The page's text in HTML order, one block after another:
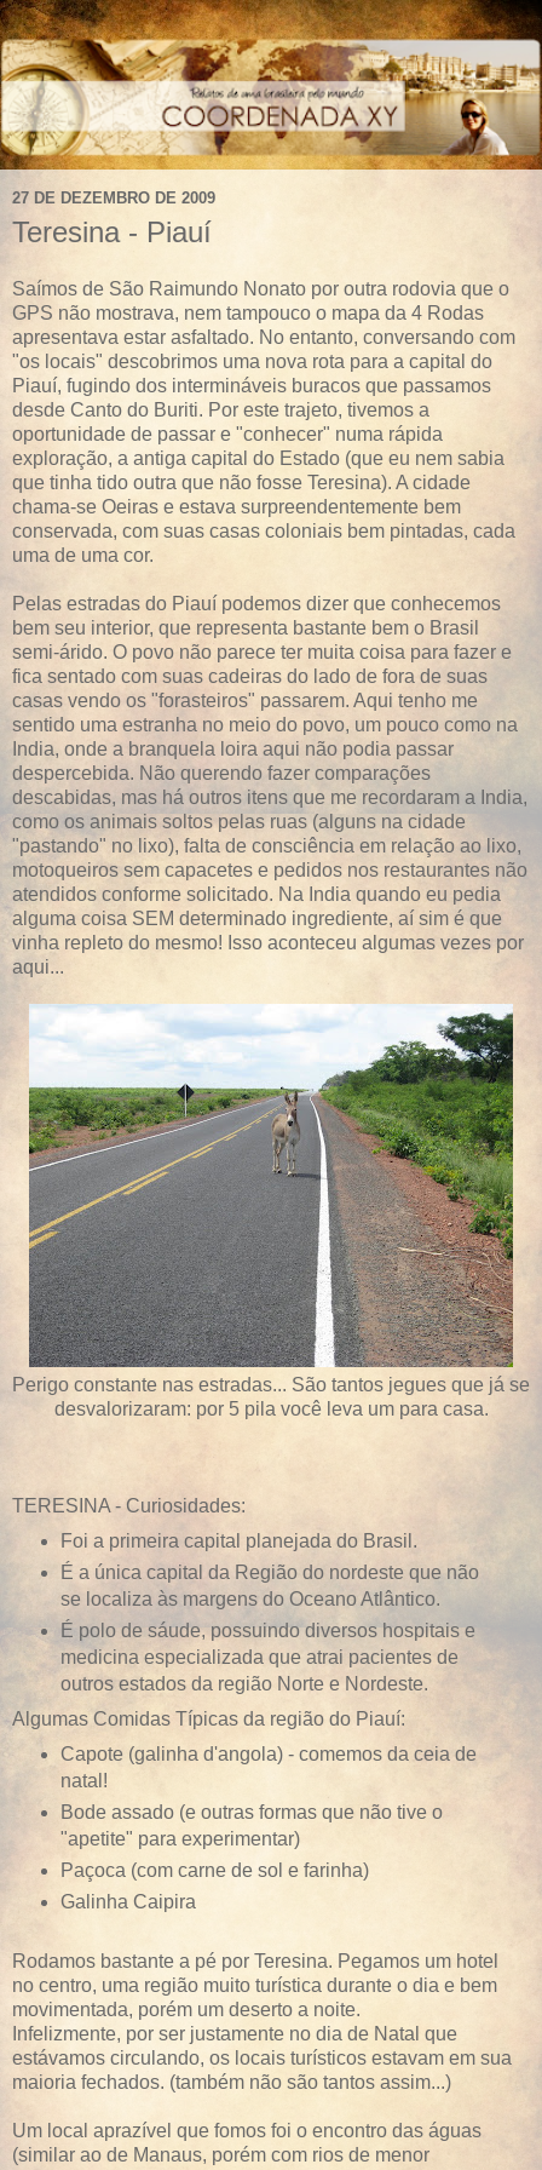
27 DE DEZEMBRO DE 2009
Teresina - Piauí
Saímos de São Raimundo Nonato por outra rodovia que o
GPS não mostrava, nem tampouco o mapa da 4 Rodas
apresentava estar asfaltado. No entanto, conversando com
"os locais" descobrimos uma nova rota para a capital do
Piauí, fugindo dos intermináveis buracos que passamos
desde Canto do Buriti. Por este trajeto, tivemos a
oportunidade de passar e "conhecer" numa rápida
exploração, a antiga capital do Estado (que eu nem sabia
que tinha tido outra que não fosse Teresina). A cidade
chama-se Oeiras e estava surpreendentemente bem
conservada, com suas casas coloniais bem pintadas, cada
uma de uma cor.
Pelas estradas do Piauí podemos dizer que conhecemos
bem seu interior, que representa bastante bem o Brasil
semi-árido. O povo não parece ter muita coisa para fazer e
fica sentado com suas cadeiras do lado de fora de suas
casas vendo os "forasteiros" passarem. Aqui tenho me
sentido uma estranha no meio do povo, um pouco como na
India, onde a branquela loira aqui não podia passar
despercebida. Não querendo fazer comparações
descabidas, mas há outros itens que me recordaram a India,
como os animais soltos pelas ruas (alguns na cidade
"pastando" no lixo), falta de consciência em relação ao lixo,
motoqueiros sem capacetes e pedidos nos restaurantes não
atendidos conforme solicitado. Na India quando eu pedia
alguma coisa SEM determinado ingrediente, aí sim é que
vinha repleto do mesmo! Isso aconteceu algumas vezes por
aqui...
Perigo constante nas estradas... São tantos jegues que já se
desvalorizaram: por 5 pila você leva um para casa.
TERESINA - Curiosidades:
Foi a primeira capital planejada do Brasil.
É a única capital da Região do nordeste que não
se localiza às margens do Oceano Atlântico.
É polo de sáude, possuindo diversos hospitais e
medicina especializada que atrai pacientes de
outros estados da região Norte e Nordeste.
Algumas Comidas Típicas da região do Piauí:
Capote (galinha d'angola) - comemos da ceia de
natal!
Bode assado (e outras formas que não tive o
"apetite" para experimentar)
Paçoca (com carne de sol e farinha)
Galinha Caipira
Rodamos bastante a pé por Teresina. Pegamos um hotel
no centro, uma região muito turística durante o dia e bem
movimentada, porém um deserto a noite.
Infelizmente, por ser justamente no dia de Natal que
estávamos circulando, os locais turísticos estavam em sua
maioria fechados. (também não são tantos assim...)
Um local aprazível que fomos foi o encontro das águas
(similar ao de Manaus, porém com rios de menor